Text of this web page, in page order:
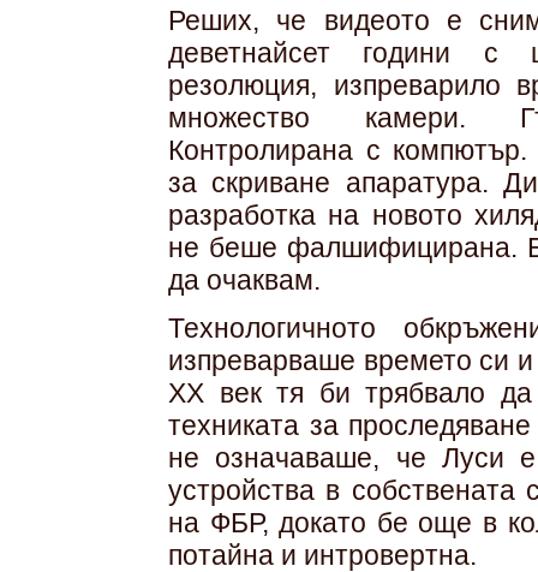
Реших, че видеото е
деветнайсет години с
резолюция, изпреварило
множество камери.
Контролирана с
за скриване апаратура.
разработка на новото
не беше фалшифицирана.
да очаквам.
Технологичното
изпреварваше времето си
ХХ век тя би трябвало
техниката за
не означаваше, че Луси е
устройства в собствената
на ФБР, докато бе още в
потайна и интровертна.